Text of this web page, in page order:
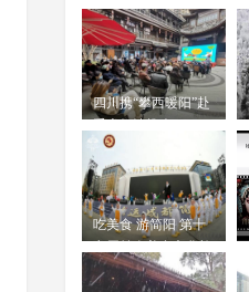
赛事在自贡卧
06-23
周吟
佛得角打进
朗0比0逼平
比0沙特，
北京时间6
赛H组第二
队。
06-23
周吟
“奔奔”来啦
残疾人运动
林匹克运
布
四川携“攀西暖阳”赴
吃美食 游简阳 第十
游季今日开幕